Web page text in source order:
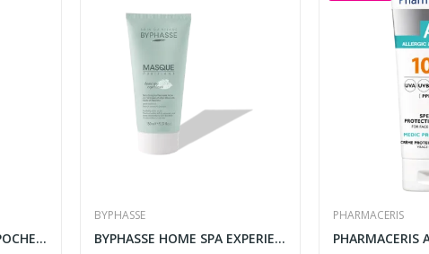
EYE CARE CREME ANTI POCHES CONTOUR DES YEUX...
BYPHASSE
BYPHASSE HOME SPA EXPERIENCE MASQUE PURIFIANT...
PHARMACERIS